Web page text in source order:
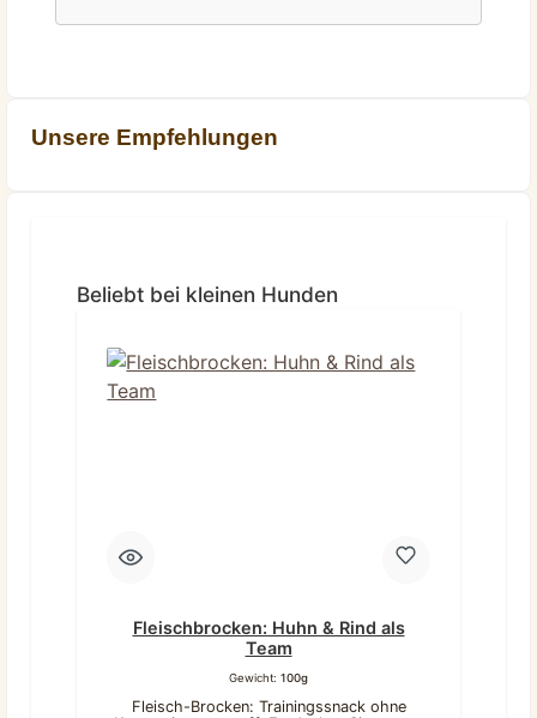
Unsere Empfehlungen
Produktgalerie überspringen
Beliebt bei kleinen Hunden
Fleischbrocken: Huhn & Rind als
Team
Gewicht: 100g
Fleisch-Brocken: Trainingssnack ohne